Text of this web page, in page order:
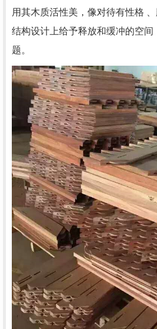
用其木质活性美，像对待有性格
结构设计上给予释放和缓冲的空
题。